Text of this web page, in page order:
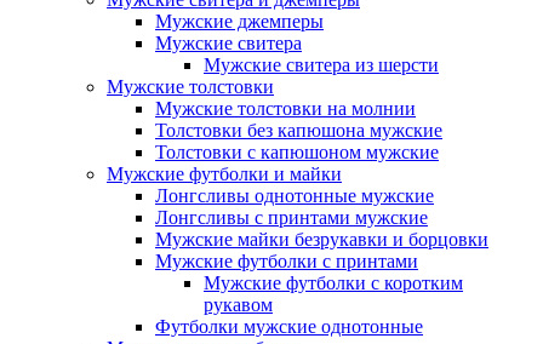
Мужские джемперы
Мужские свитера
Мужские свитера из шерсти
Мужские толстовки
Мужские толстовки на молнии
Толстовки без капюшона мужские
Толстовки с капюшоном мужские
Мужские футболки и майки
Лонгсливы однотонные мужские
Лонгсливы с принтами мужские
Мужские майки безрукавки и борцовки
Мужские футболки с принтами
Мужские футболки с коротким
рукавом
Футболки мужские однотонные